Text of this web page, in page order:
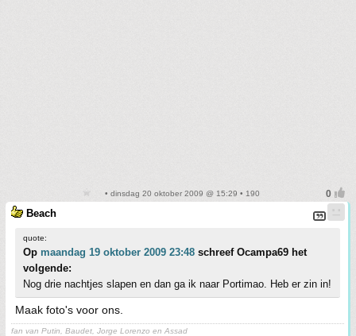
• dinsdag 20 oktober 2009 @ 15:29 • 190
Beach
quote:
Op maandag 19 oktober 2009 23:48 schreef Ocampa69 het
volgende:
Nog drie nachtjes slapen en dan ga ik naar Portimao. Heb er zin in!
Maak foto's voor ons.
fan van Putin, Baudet, Jorge Lorenzo en Assad